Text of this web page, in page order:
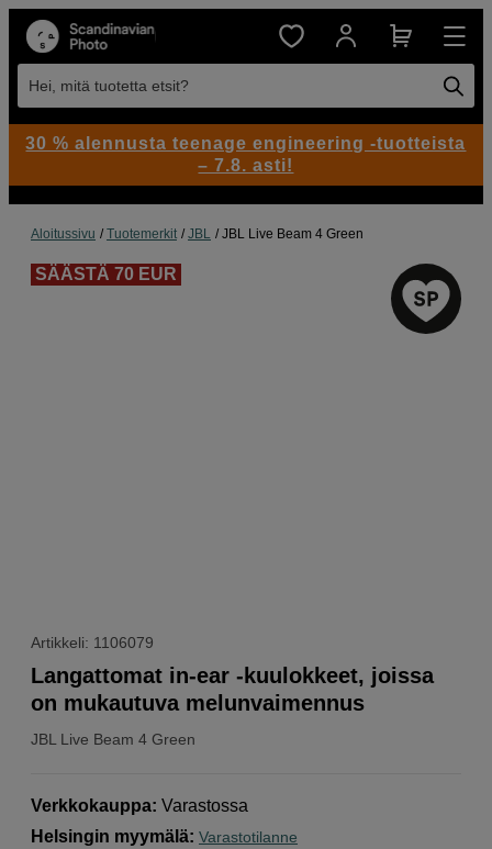
Hei, mitä tuotetta etsit?
Aloitussivu Tuotemerkit JBL JBL Live Beam 4 Green
SÄÄSTÄ 70 EUR
Artikkeli: 1106079
JBL Live Beam 4 Green
Langattomat in-ear -kuulokkeet, joissa
on mukautuva melunvaimennus
Verkkokauppa: Varastossa
Helsingin myymälä: Varastotilanne
30 % alennusta teenage engineering -tuotteista
– 7.8. asti!